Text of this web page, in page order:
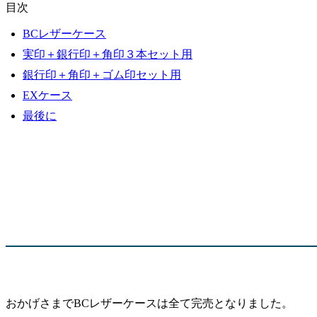
目次
BCレザーケース
実印＋銀行印＋角印３本セット用
銀行印＋角印＋ゴム印セット用
EXケース
最後に
おかげさまでBCレザーケースは全て完売となりました。